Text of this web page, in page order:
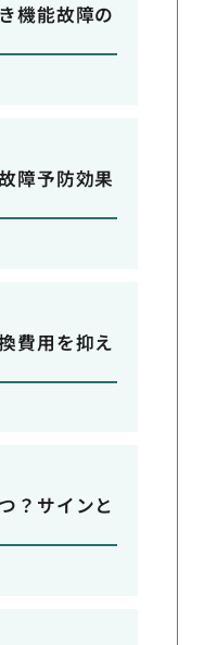
機能故障の
障予防効果
費用を抑え
？サインと